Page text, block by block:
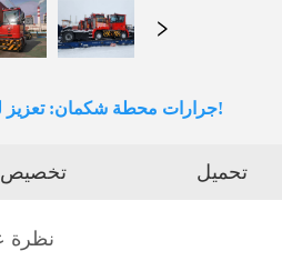
جرارات محطة شكمان: تعزيز لوجستيات الموانئ بكفاءة وموثوقية!
تخصيص تحميل